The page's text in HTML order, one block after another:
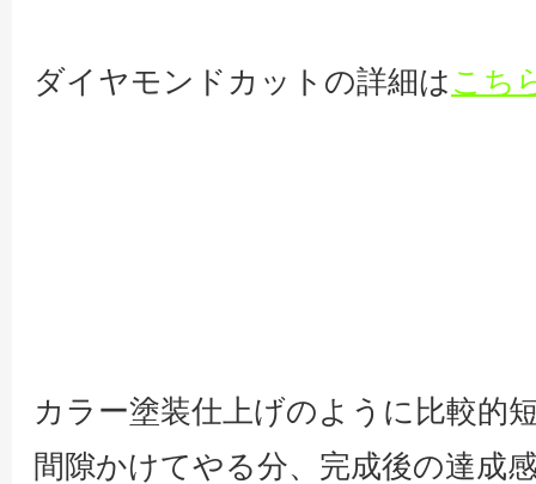
ダイヤモンドカットの詳細は こち
カラー塗装仕上げのように比較的
間隙かけてやる分、完成後の達成